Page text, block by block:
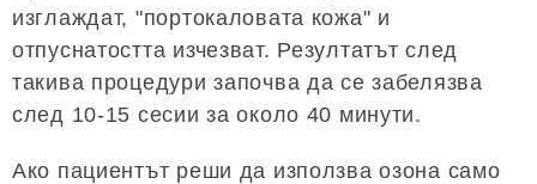
изглаждат, "портокаловата кожа" и
отпуснатостта изчезват. Резултатът след
такива процедури започва да се забелязва
след 10-15 сесии за около 40 минути.
Ако пациентът реши да използва озона само